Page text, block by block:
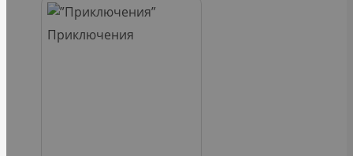
Приключения